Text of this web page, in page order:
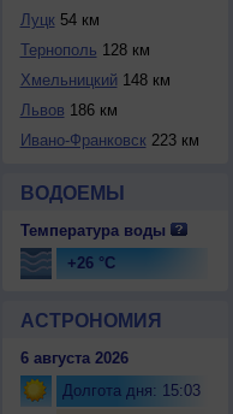
Луцк54 км
Тернополь 128 км
Хмельницкий 148 км
Львов 186 км
Ивано-Франковск223 км
ВОДОЕМЫ
Температура воды
+26 °C
АСТРОНОМИЯ
6 августа 2026
Долгота дня: 15:03